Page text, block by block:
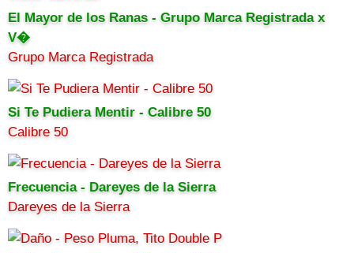
El Mayor de los Ranas - Grupo Marca Registrada x
V�
Grupo Marca Registrada
Si Te Pudiera Mentir - Calibre 50
Calibre 50
Frecuencia - Dareyes de la Sierra
Dareyes de la Sierra